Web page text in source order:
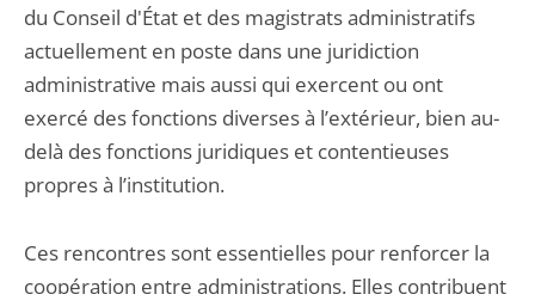
du Conseil d'État et des magistrats administratifs
actuellement en poste dans une juridiction
administrative mais aussi qui exercent ou ont
exercé des fonctions diverses à l’extérieur, bien au-
delà des fonctions juridiques et contentieuses
propres à l’institution.
Ces rencontres sont essentielles pour renforcer la
coopération entre administrations. Elles contribuent